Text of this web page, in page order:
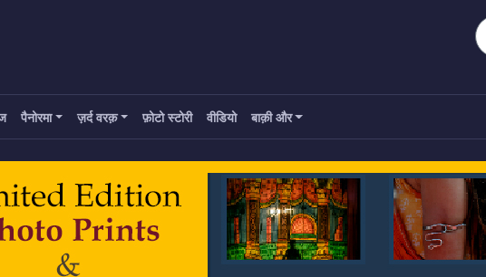
पैनोरमा ज़र्द वरक़ फ़ोटो स्टोरी वीडियो बाक़ी और